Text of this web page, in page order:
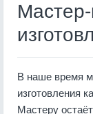
В наше время
изготовления
Мастеру